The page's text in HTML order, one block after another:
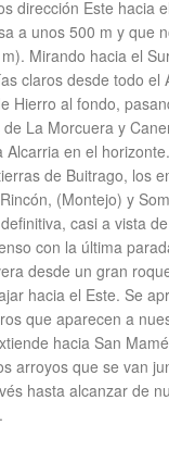
dirección Este hacia
a unos 500 m y que
Mirando hacia el
claros desde todo el
Hierro al fondo,
La Morcuera y
Alcarria en el
de Buitrago, los
(Montejo) y
casi a vista
con la última
desde un gran
hacia el Este. Se
que aparecen a
hacia San
arroyos que se van
hasta alcanzar de